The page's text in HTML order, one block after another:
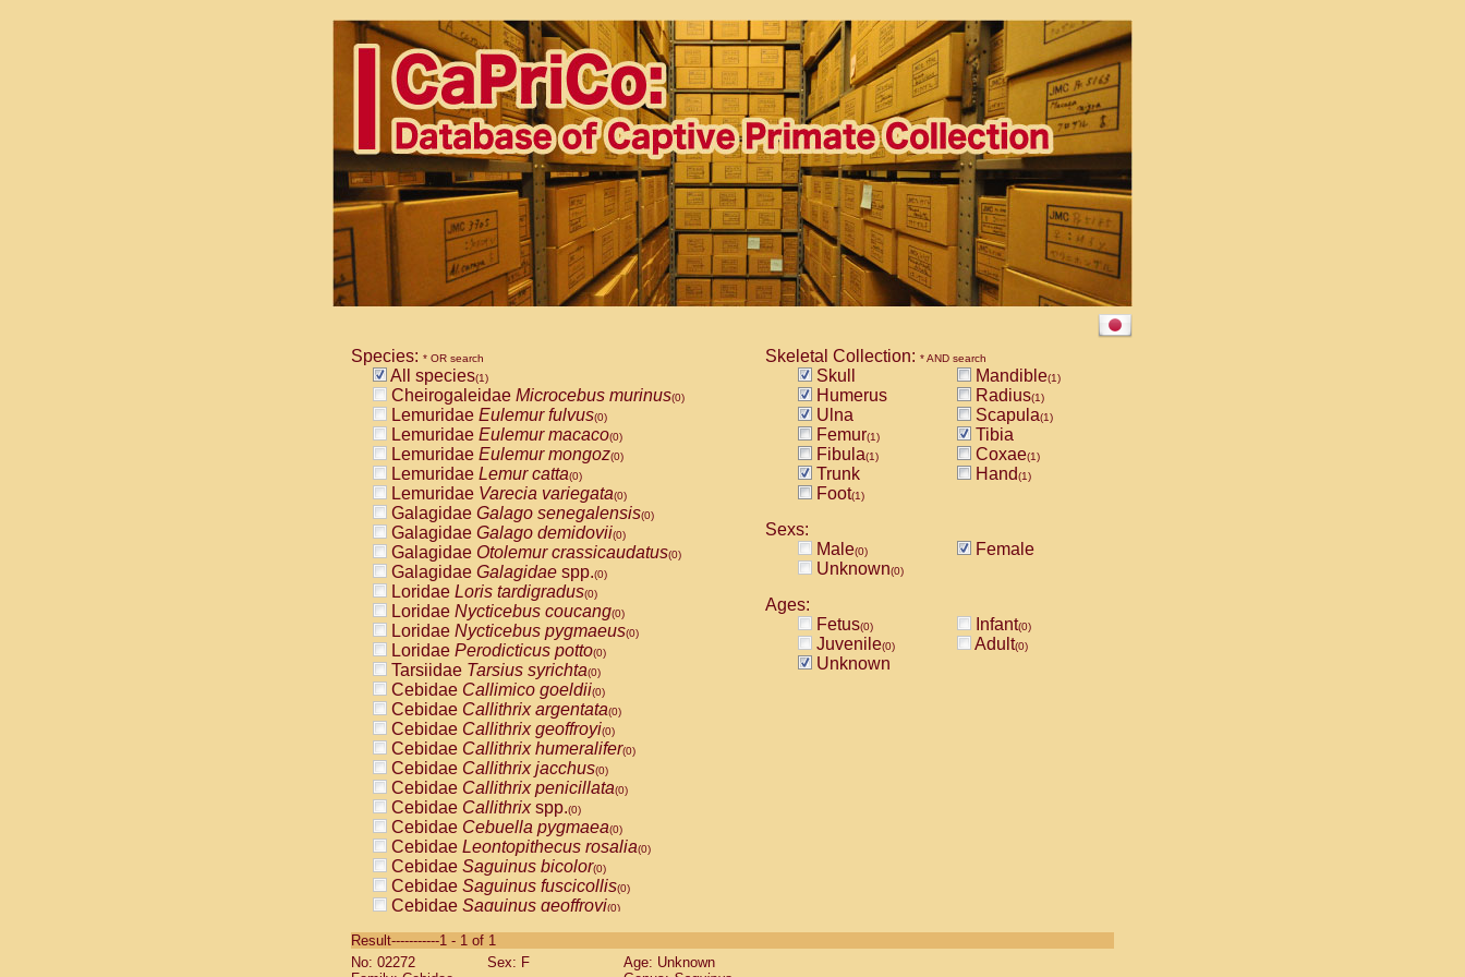
Species: * OR search
All species(1)
Cheirogaleidae Microcebus murinus(0)
Lemuridae Eulemur fulvus(0)
Lemuridae Eulemur macaco(0)
Lemuridae Eulemur mongoz(0)
Lemuridae Lemur catta(0)
Lemuridae Varecia variegata(0)
Galagidae Galago senegalensis(0)
Galagidae Galago demidovii(0)
Galagidae Otolemur crassicaudatus(0)
Galagidae Galagidae spp.(0)
Loridae Loris tardigradus(0)
Loridae Nycticebus coucang(0)
Loridae Nycticebus pygmaeus(0)
Loridae Perodicticus potto(0)
Tarsiidae Tarsius syrichta(0)
Cebidae Callimico goeldii(0)
Cebidae Callithrix argentata(0)
Cebidae Callithrix geoffroyi(0)
Cebidae Callithrix humeralifer(0)
Cebidae Callithrix jacchus(0)
Cebidae Callithrix penicillata(0)
Cebidae Callithrixspp.(0)
Cebidae Cebuella pygmaea(0)
Cebidae Leontopithecus rosalia(0)
Cebidae Saguinus bicolor(0)
Cebidae Saguinus fuscicollis(0)
Cebidae Saguinus geoffroyi(0)
CebidaeSaguinus labiatus(0)
Cebidae Saguinus leucopus (0)
Skeletal Collection: * AND search
Skull Mandible(1)
Humerus Radius(1)
Ulna Scapula(1)
Femur(1)
Tibia
Fibula(1) Coxae(1)
Trunk Hand(1)
Foot(1)
Sexs:
Male(0)
Female
Unknown(0)
Ages:
Fetus(0) Infant(0)
Juvenile(0) Adult(0)
Unknown
Result-----------1 - 1 of 1
No: 02272
Sex: F
Age: Unknown